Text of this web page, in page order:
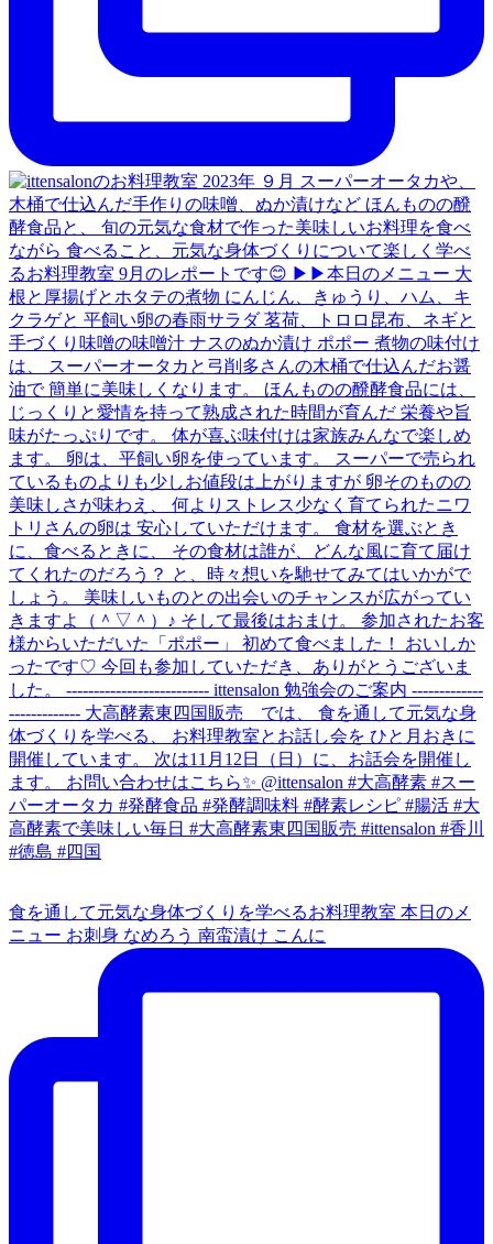
食を通して元気な身体づくりを学べるお料理教室 本日のメ
ニュー お刺身 なめろう 南蛮漬け こんに